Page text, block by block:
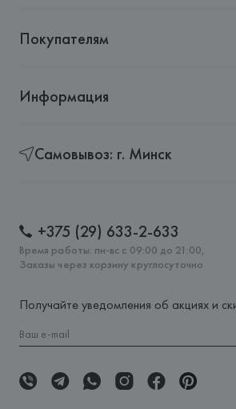
Покупателям
Информация
Самовывоз: г. Минск
+375 (29) 633-2-633
Время работы: пн-вс с 09:00 до 21:00,
Заказы через корзину круглосуточно
Получайте уведомления об акциях и